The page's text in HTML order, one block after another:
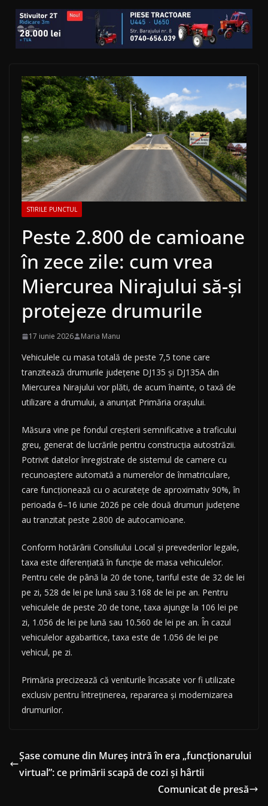
STIRILE PUNCTUL
Peste 2.800 de camioane
în zece zile: cum vrea
Miercurea Nirajului să-și
protejeze drumurile
17 iunie 2026 Maria Manu
Vehiculele cu masa totală de peste 7,5 tone care
tranzitează drumurile județene DJ135 și DJ135A din
Miercurea Nirajului vor plăti, de acum înainte, o taxă de
utilizare a drumului, a anunțat Primăria orașului.
Măsura vine pe fondul creșterii semnificative a traficului
greu, generat de lucrările pentru construcția autostrăzii.
Potrivit datelor înregistrate de sistemul de camere cu
recunoaștere automată a numerelor de înmatriculare,
care funcționează cu o acuratețe de aproximativ 90%, în
perioada 6–16 iunie 2026 pe cele două drumuri județene
au tranzitat peste 2.800 de autocamioane.
Conform hotărârii Consiliului Local și prevederilor legale,
taxa este diferențiată în funcție de masa vehiculelor.
Pentru cele de până la 20 de tone, tariful este de 32 de lei
pe zi, 528 de lei pe lună sau 3.168 de lei pe an. Pentru
vehiculele de peste 20 de tone, taxa ajunge la 106 lei pe
zi, 1.056 de lei pe lună sau 10.560 de lei pe an. În cazul
vehiculelor agabaritice, taxa este de 1.056 de lei pe
vehicul, pe zi.
Primăria precizează că veniturile încasate vor fi utilizate
exclusiv pentru întreținerea, repararea și modernizarea
drumurilor.
Șase comune din Mureș intră în era „funcționarului
virtual”: ce primării scapă de cozi și hârtii
Comunicat de presă